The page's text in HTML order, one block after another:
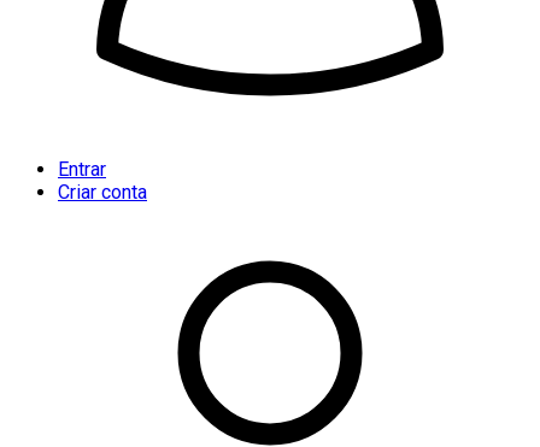
Entrar
Criar conta